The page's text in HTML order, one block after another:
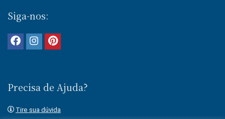
Siga-nos:
Precisa de Ajuda?
Tire sua dúvida